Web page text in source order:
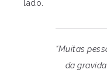
lado.
“Muitas
da